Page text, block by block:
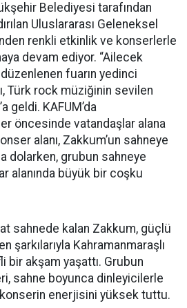
Belediyesi tarafından
Uluslararası Geleneksel
renkli etkinlik ve konserlerle
devam ediyor. “Ailecek
düzenlenen fuarın yedinci
Türk rock müziğinin sevilen
geldi. KAFUM’da
öncesinde vatandaşlar alana
alanı, Zakkum’un sahneye
dolarken, grubun sahneye
alanında büyük bir coşku
sahnede kalan Zakkum, güçlü
şarkılarıyla Kahramanmaraşlı
akşam yaşattı. Grubun
sahne boyunca dinleyicilerle
enerjisini yüksek tuttu.